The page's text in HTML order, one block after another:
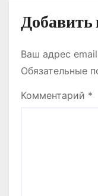
Ваш адрес
Обязательные
Комментарий *